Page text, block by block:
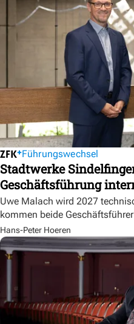
Führungswechsel
Stadtwerke
Geschäftsführung
Uwe Malach wird 2027
kommen beide
Hans-Peter Hoeren